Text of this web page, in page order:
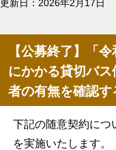
更新日：2026年2月17日
【公募終了】「
にかかる貸切バ
者の有無を確認
下記の随意契約につ
を実施いたします。